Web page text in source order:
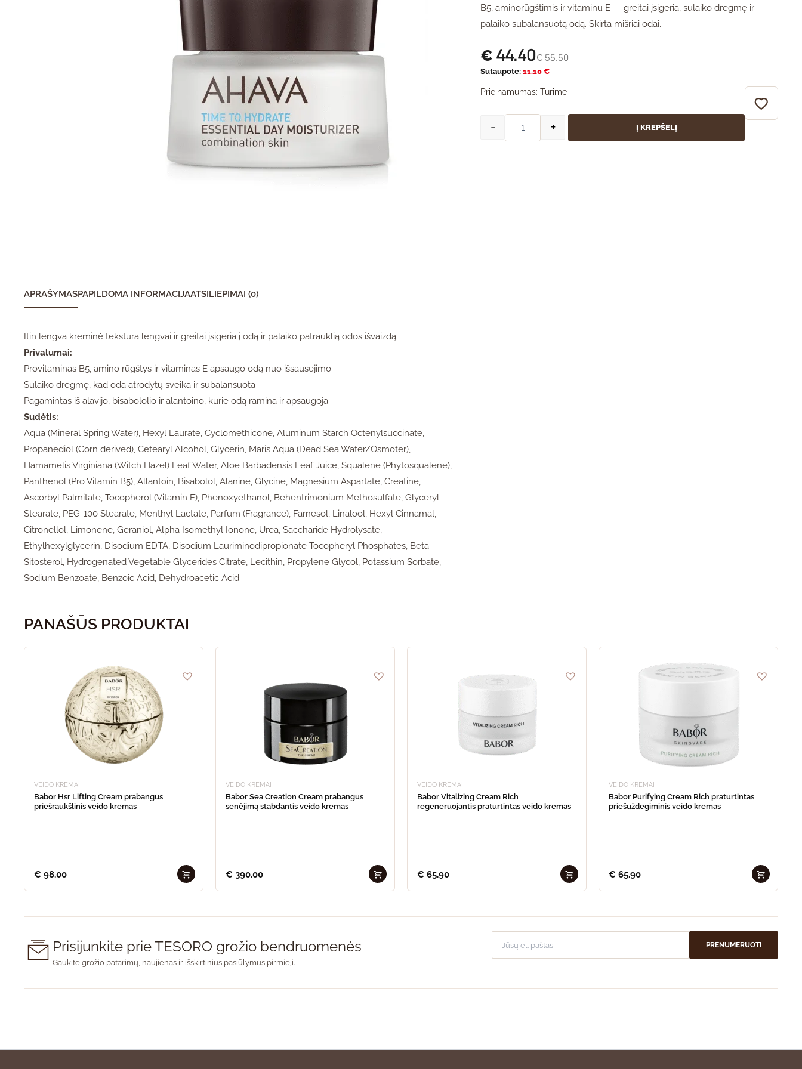
B5, aminorūgštimis ir vitaminu E — greitai įsigeria, sulaiko drėgmę ir
palaiko subalansuotą odą. Skirta mišriai odai.
€ 44.40€55.50
Sutaupote:11.10 €
Prieinamumas: Turime
- + Į KREPŠELĮ
APRAŠYMASPAPILDOMA INFORMACIJAATSILIEPIMAI (0)
Itin lengva kreminė tekstūra lengvai ir greitai įsigeria į odą ir palaiko patrauklią odos išvaizdą.
Privalumai:
Provitaminas B5, amino rūgštys ir vitaminas E apsaugo odą nuo išsausėjimo
Sulaiko drėgmę, kad oda atrodytų sveika ir subalansuota
Pagamintas iš alavijo, bisabololio ir alantoino, kurie odą ramina ir apsaugoja.
Sudėtis:
Aqua (Mineral Spring Water), Hexyl Laurate, Cyclomethicone, Aluminum Starch Octenylsuccinate,
Propanediol (Corn derived), Cetearyl Alcohol, Glycerin, Maris Aqua (Dead Sea Water/Osmoter),
Hamamelis Virginiana (Witch Hazel) Leaf Water, Aloe Barbadensis Leaf Juice, Squalene (Phytosqualene),
Panthenol (Pro Vitamin B5), Allantoin, Bisabolol, Alanine, Glycine, Magnesium Aspartate, Creatine,
Ascorbyl Palmitate, Tocopherol (Vitamin E), Phenoxyethanol, Behentrimonium Methosulfate, Glyceryl
Stearate, PEG-100 Stearate, Menthyl Lactate, Parfum (Fragrance), Farnesol, Linalool, Hexyl Cinnamal,
Citronellol, Limonene, Geraniol, Alpha Isomethyl Ionone, Urea, Saccharide Hydrolysate,
Ethylhexylglycerin, Disodium EDTA, Disodium Lauriminodipropionate Tocopheryl Phosphates, Beta-
Sitosterol, Hydrogenated Vegetable Glycerides Citrate, Lecithin, Propylene Glycol, Potassium Sorbate,
Sodium Benzoate, Benzoic Acid, Dehydroacetic Acid.
PANAŠŪS PRODUKTAI
VEIDO KREMAI
Babor Hsr Lifting Cream prabangus
priešraukšlinis veido kremas
€ 98.00
VEIDO KREMAI
Babor Sea Creation Cream prabangus
senėjimą stabdantis veido kremas
€ 390.00
VEIDO KREMAI
Babor Vitalizing Cream Rich
regeneruojantis praturtintas veido kremas
€ 65.90
VEIDO KREMAI
Babor Purifying Cream Rich praturtintas
priešuždegiminis veido kremas
€ 65.90
Prisijunkite prie TESORO grožio bendruomenės
Gaukite grožio patarimų, naujienas ir išskirtinius pasiūlymus pirmieji.
PRENUMERUOTI